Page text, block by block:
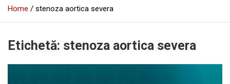
Home stenoza aortica severa
Etichetă: stenoza aortica severa